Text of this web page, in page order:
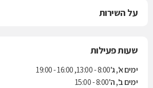
על השירות
שעות פעילות
ימים א', ג'8:00 - 13:00, 16:00 - 19:00
ימים ב', ה'8:00 - 15:00